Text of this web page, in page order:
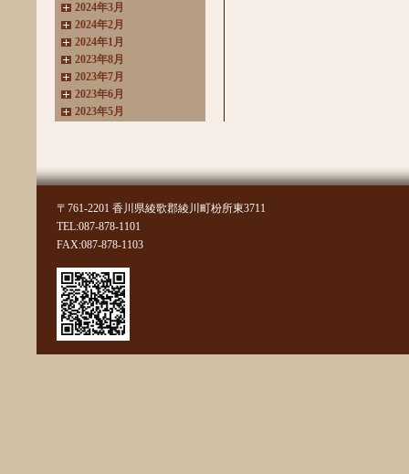
2024年3月
2024年2月
2024年1月
2023年8月
2023年7月
2023年6月
2023年5月
2022年10月
2022年7月
2022年6月
2022年4月
2022年3月
2022年2月
2022年1月
2021年11月
2021年10月
2021年9月
〒761-2201 香川県綾歌郡綾川町枌所東3711
TEL:087-878-1101
FAX:087-878-1103